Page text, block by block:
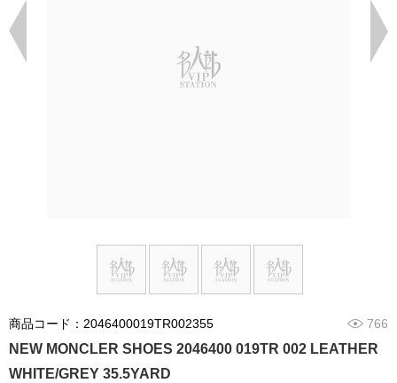
商品コード：2046400019TR002355 766
NEW MONCLER SHOES 2046400 019TR 002 LEATHER
WHITE/GREY 35.5YARD